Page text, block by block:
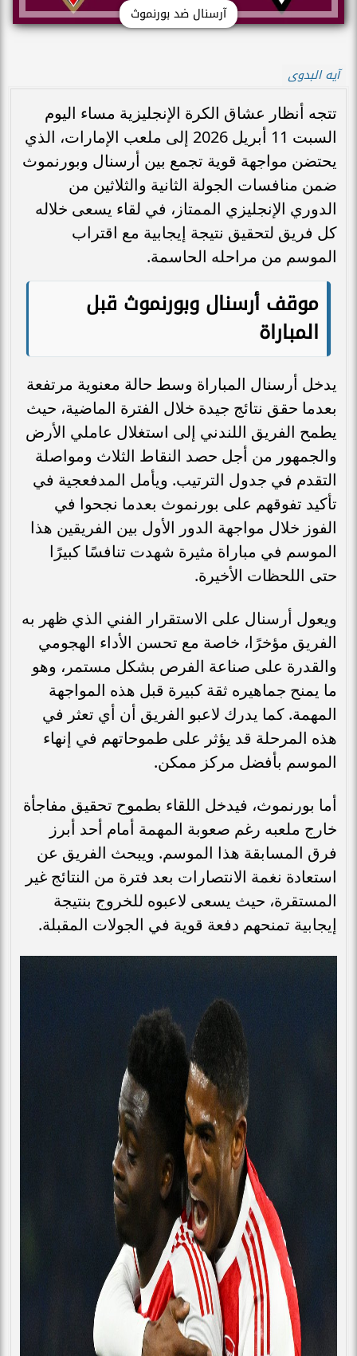
آرسنال ضد بورنموث
آيه البدوى
تتجه أنظار عشاق الكرة الإنجليزية مساء اليوم
السبت 11 أبريل 2026 إلى ملعب الإمارات، الذي
يحتضن مواجهة قوية تجمع بين أرسنال وبورنموث
ضمن منافسات الجولة الثانية والثلاثين من
الدوري الإنجليزي الممتاز، في لقاء يسعى خلاله
كل فريق لتحقيق نتيجة إيجابية مع اقتراب
الموسم من مراحله الحاسمة.
موقف أرسنال وبورنموث قبل
المباراة
يدخل أرسنال المباراة وسط حالة معنوية مرتفعة
بعدما حقق نتائج جيدة خلال الفترة الماضية، حيث
يطمح الفريق اللندني إلى استغلال عاملي الأرض
والجمهور من أجل حصد النقاط الثلاث ومواصلة
التقدم في جدول الترتيب. ويأمل المدفعجية في
تأكيد تفوقهم على بورنموث بعدما نجحوا في
الفوز خلال مواجهة الدور الأول بين الفريقين هذا
الموسم في مباراة مثيرة شهدت تنافسًا كبيرًا
حتى اللحظات الأخيرة.
ويعول أرسنال على الاستقرار الفني الذي ظهر به
الفريق مؤخرًا، خاصة مع تحسن الأداء الهجومي
والقدرة على صناعة الفرص بشكل مستمر، وهو
ما يمنح جماهيره ثقة كبيرة قبل هذه المواجهة
المهمة. كما يدرك لاعبو الفريق أن أي تعثر في
هذه المرحلة قد يؤثر على طموحاتهم في إنهاء
الموسم بأفضل مركز ممكن.
أما بورنموث، فيدخل اللقاء بطموح تحقيق مفاجأة
خارج ملعبه رغم صعوبة المهمة أمام أحد أبرز
فرق المسابقة هذا الموسم. ويبحث الفريق عن
استعادة نغمة الانتصارات بعد فترة من النتائج غير
المستقرة، حيث يسعى لاعبوه للخروج بنتيجة
إيجابية تمنحهم دفعة قوية في الجولات المقبلة.